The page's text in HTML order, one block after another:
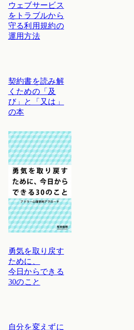
ウェブサービス
をトラブルから
守る利用規約の
運用方法
契約書を読み解
くための「及
び」と「又は」
の本
勇気を取り戻す
ために、
今日からできる
30のこと
自分を変えずに